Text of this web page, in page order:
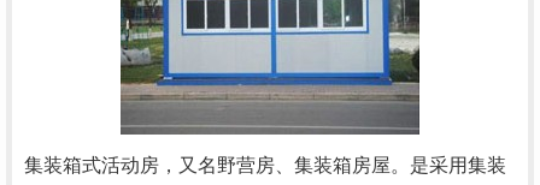
集装箱式活动房，又名野营房、集装箱房屋。是采用集装